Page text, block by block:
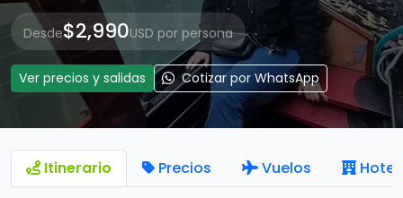
Desde$2,990USD por persona
Ver precios y salidas Cotizar por WhatsApp
Itinerario Precios Vuelos